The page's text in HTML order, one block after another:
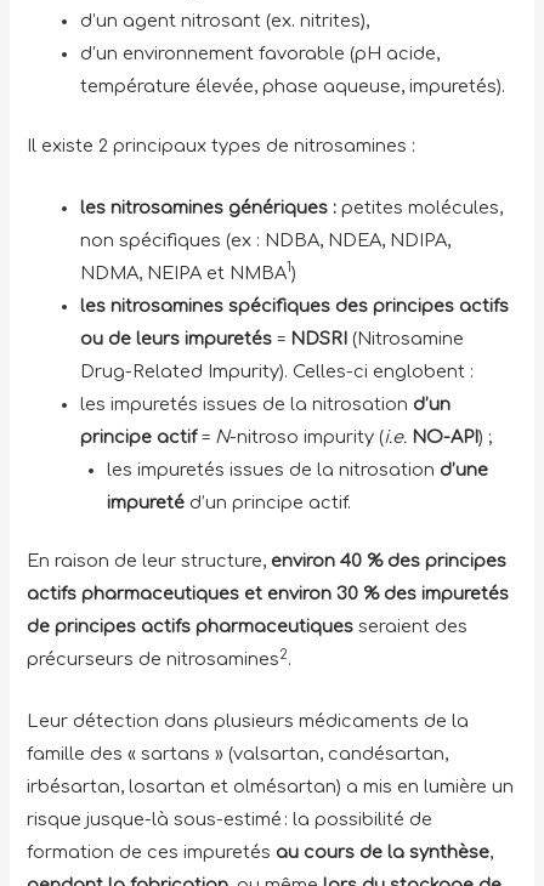
d’un agent nitrosant (ex. nitrites),
d’un environnement favorable (pH acide,
température élevée, phase aqueuse, impuretés).
Il existe 2 principaux types de nitrosamines :
les nitrosamines génériques :petites molécules,
non spécifiques (ex : NDBA, NDEA, NDIPA,
NDMA, NEIPA et NMBA1)
les nitrosamines spécifiques des principes actifs
ou de leurs impuretés = NDSRI (Nitrosamine
Drug-Related Impurity). Celles-ci englobent :
les impuretés issues de la nitrosation d’un
principe actif= N-nitroso impurity (i.e. NO-API) ;
les impuretés issues de la nitrosation d’une
impureté d’un principe actif.
En raison de leur structure, environ 40 % des principes
actifs pharmaceutiques et environ 30 % des impuretés
de principes actifs pharmaceutiquesseraient des
précurseurs de nitrosamines2.
Leur détection dans plusieurs médicaments de la
famille des « sartans » (valsartan, candésartan,
irbésartan, losartan et olmésartan) a mis en lumière un
risque jusque-là sous-estimé : la possibilité de
formation de ces impuretés au cours de la synthèse,